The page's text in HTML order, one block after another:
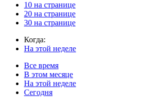
10 на странице
20 на странице
30 на странице
Когда:
На этой неделе
Все время
В этом месяце
На этой неделе
Сегодня